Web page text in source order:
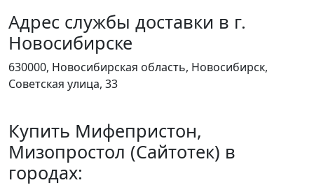
Адрес службы доставки в г.
Новосибирске
630000, Новосибирская область, Новосибирск,
Советская улица, 33
Купить Мифепристон,
Мизопростол (Сайтотек) в
городах: